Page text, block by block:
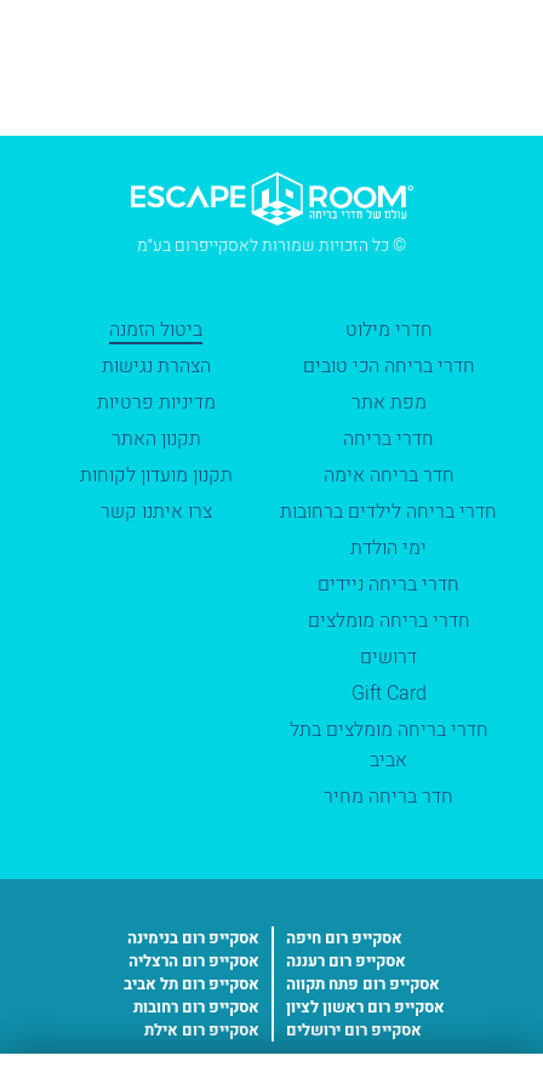
© כל הזכויות שמורות לאסקייפרום בע״מ
ביטול הזמנה
הצהרת נגישות
מדיניות פרטיות
תקנון האתר
תקנון מועדון לקוחות
צרו איתנו קשר
חדרי מילוט
חדרי בריחה הכי טובים
מפת אתר
חדרי בריחה
חדר בריחה אימה
חדרי בריחה לילדים ברחובות
ימי הולדת
חדרי בריחה ניידים
חדרי בריחה מומלצים
דרושים
Gift Card
חדרי בריחה מומלצים בתל
אביב
חדר בריחה מחיר
אסקייפ רום חיפה
אסקייפ רום בנימינה
אסקייפ רום רעננה
אסקייפ רום הרצליה
אסקייפ רום פתח תקווה
אסקייפ רום תל אביב
אסקייפ רום ראשון לציון
אסקייפ רום רחובות
אסקייפ רום ירושלים
אסקייפ רום אילת